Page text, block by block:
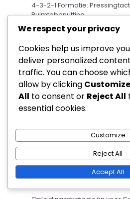
4-3-2-1 Formatie:
Ruimtebenutting
4-3-2-1 Formatie:
4-3-2-1 Formatie:
Oefenformaten,
4-3-2-1 Formatie: Rol van de
Ondersteunende functies
Search
We respect your privacy
Cookies help us improve
deliver personalized
traffic. You can choose
allow by clicking Customize
All to consent or Reject All
essential cookies.
Customize
Reject All
Accept All